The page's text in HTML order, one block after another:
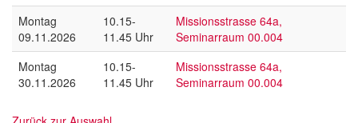
Montag
09.11.2026
10.15-
11.45 Uhr
Missionsstrasse 64a,
Seminarraum 00.004
Montag
30.11.2026
10.15-
11.45 Uhr
Missionsstrasse 64a,
Seminarraum 00.004